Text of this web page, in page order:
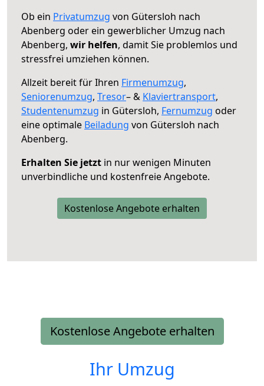
Ob ein Privatumzug von Gütersloh nach
Abenberg oder ein gewerblicher Umzug nach
Abenberg, wir helfen, damit Sie problemlos und
stressfrei umziehen können.
Allzeit bereit für Ihren Firmenumzug,
Seniorenumzug, Tresor– & Klaviertransport,
Studentenumzug in Gütersloh, Fernumzug oder
eine optimale Beiladung von Gütersloh nach
Abenberg.
Erhalten Sie jetzt in nur wenigen Minuten
unverbindliche und kostenfreie Angebote.
Kostenlose Angebote erhalten
Kostenlose Angebote erhalten
Ihr Umzug